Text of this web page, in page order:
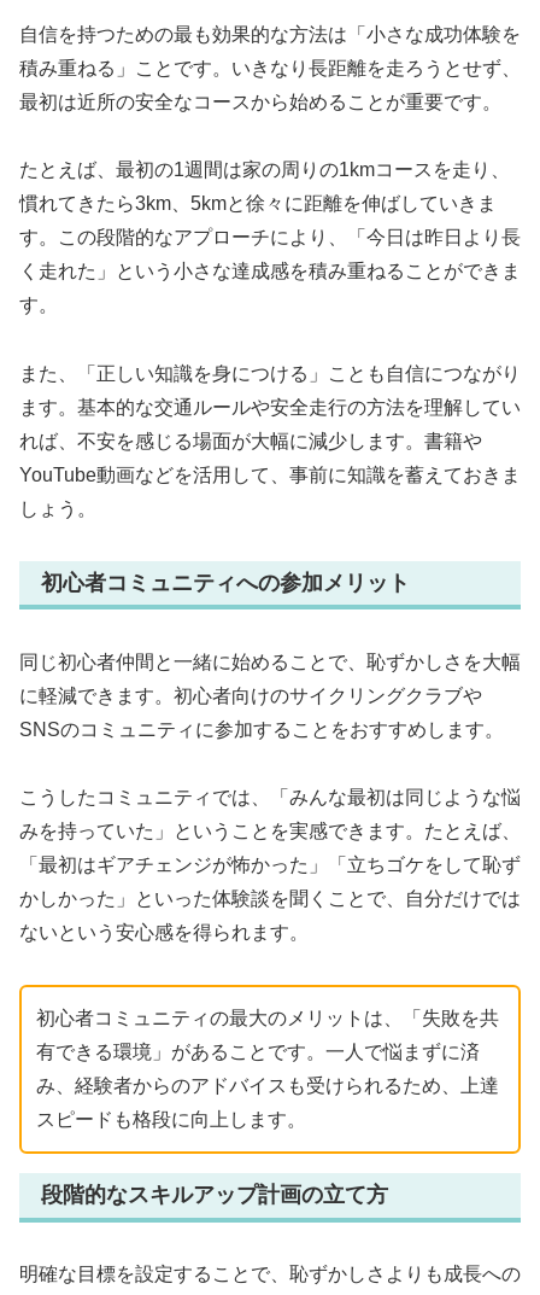
自信を持つための最も効果的な方法は「小さな成功体験を
積み重ねる」ことです。いきなり長距離を走ろうとせず、
最初は近所の安全なコースから始めることが重要です。
たとえば、最初の1週間は家の周りの1kmコースを走り、
慣れてきたら3km、5kmと徐々に距離を伸ばしていきま
す。この段階的なアプローチにより、「今日は昨日より長
く走れた」という小さな達成感を積み重ねることができま
す。
また、「正しい知識を身につける」ことも自信につながり
ます。基本的な交通ルールや安全走行の方法を理解してい
れば、不安を感じる場面が大幅に減少します。書籍や
YouTube動画などを活用して、事前に知識を蓄えておきま
しょう。
初心者コミュニティへの参加メリット
同じ初心者仲間と一緒に始めることで、恥ずかしさを大幅
に軽減できます。初心者向けのサイクリングクラブや
SNSのコミュニティに参加することをおすすめします。
こうしたコミュニティでは、「みんな最初は同じような悩
みを持っていた」ということを実感できます。たとえば、
「最初はギアチェンジが怖かった」「立ちゴケをして恥ず
かしかった」といった体験談を聞くことで、自分だけでは
ないという安心感を得られます。
初心者コミュニティの最大のメリットは、「失敗を共
有できる環境」があることです。一人で悩まずに済
み、経験者からのアドバイスも受けられるため、上達
スピードも格段に向上します。
段階的なスキルアップ計画の立て方
明確な目標を設定することで、恥ずかしさよりも成長への